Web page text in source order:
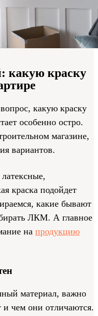
какую краску
какую краску
особенно остро.
магазине,
вариантов.
краска подойдет
какие бывают
ЛКМ. А главное
на продукцию
материал, важно
чем они отличаются.